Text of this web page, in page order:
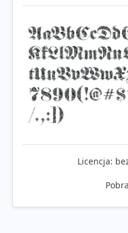
Licencja: